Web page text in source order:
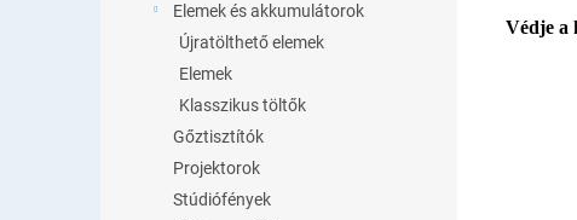
Elemek és akkumulátorok
Újratölthető elemek
Elemek
Klasszikus töltők
Gőztisztítók
Projektorok
Stúdiófények
Védje a